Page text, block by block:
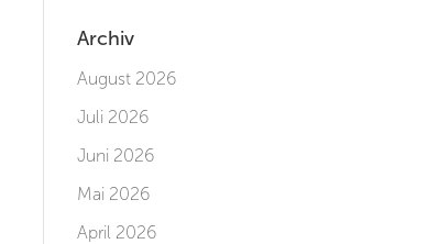
Archiv
August 2026
Juli 2026
Juni 2026
Mai 2026
April 2026